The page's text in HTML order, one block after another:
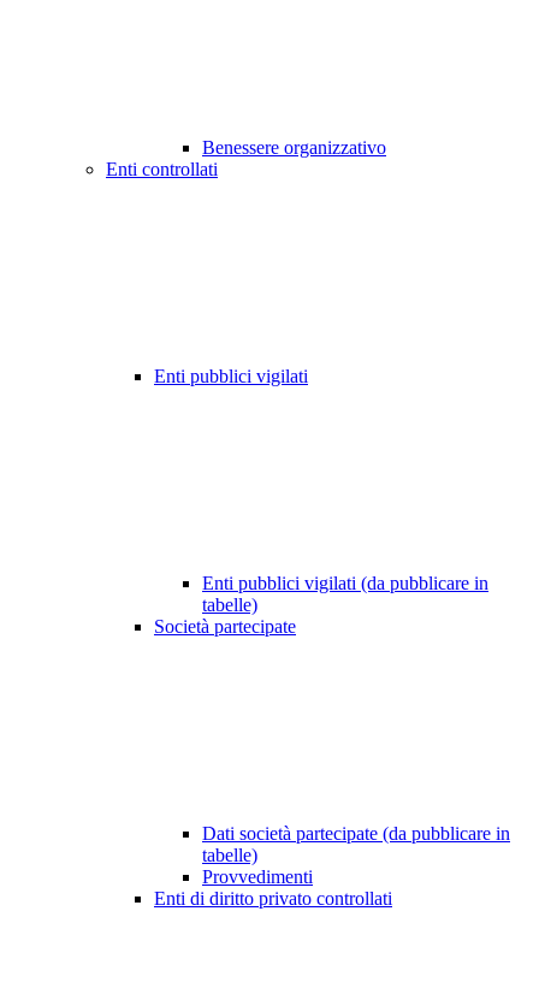
Benessere organizzativo
Enti controllati
Enti pubblici vigilati
Enti pubblici vigilati (da pubblicare in
tabelle)
Società partecipate
Dati società partecipate (da pubblicare in
tabelle)
Provvedimenti
Enti di diritto privato controllati